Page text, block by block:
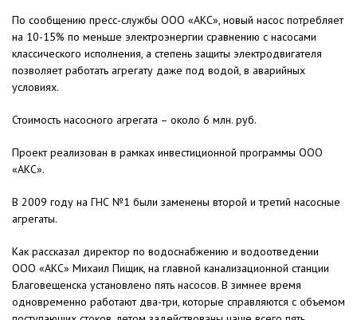
По сообщению пресс-службы ООО «АКС», новый насос потребляет
на 10-15% по меньше электроэнергии сравнению с насосами
классического исполнения, а степень защиты электродвигателя
позволяет работать агрегату даже под водой, в аварийных
условиях.
Стоимость насосного агрегата – около 6 млн. руб.
Проект реализован в рамках инвестиционной программы ООО
«АКС».
В 2009 году на ГНС №1 были заменены второй и третий насосные
агрегаты.
Как рассказал директор по водоснабжению и водоотведении
ООО «АКС» Михаил Пищик, на главной канализационной станции
Благовещенска установлено пять насосов. В зимнее время
одновременно работают два-три, которые справляются с объемом